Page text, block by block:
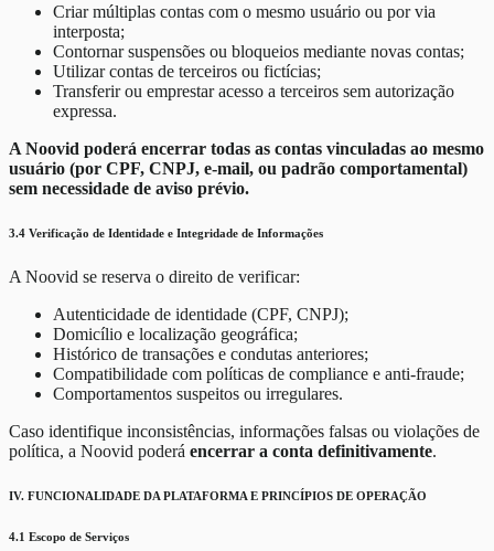
Criar múltiplas contas com o mesmo usuário ou por via
interposta;
Contornar suspensões ou bloqueios mediante novas contas;
Utilizar contas de terceiros ou fictícias;
Transferir ou emprestar acesso a terceiros sem autorização
expressa.
A Noovid poderá encerrar todas as contas vinculadas ao mesmo
usuário (por CPF, CNPJ, e-mail, ou padrão comportamental)
sem necessidade de aviso prévio.
3.4 Verificação de Identidade e Integridade de Informações
A Noovid se reserva o direito de verificar:
Autenticidade de identidade (CPF, CNPJ);
Domicílio e localização geográfica;
Histórico de transações e condutas anteriores;
Compatibilidade com políticas de compliance e anti-fraude;
Comportamentos suspeitos ou irregulares.
Caso identifique inconsistências, informações falsas ou violações de
política, a Noovid poderá encerrar a conta definitivamente.
IV. FUNCIONALIDADE DA PLATAFORMA E PRINCÍPIOS DE OPERAÇÃO
4.1 Escopo de Serviços